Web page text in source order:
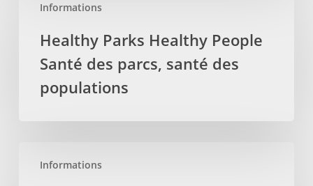
Informations
Parks
People
Santé
Healthy Parks Healthy People
Santé des parcs, santé des
populations
Informations